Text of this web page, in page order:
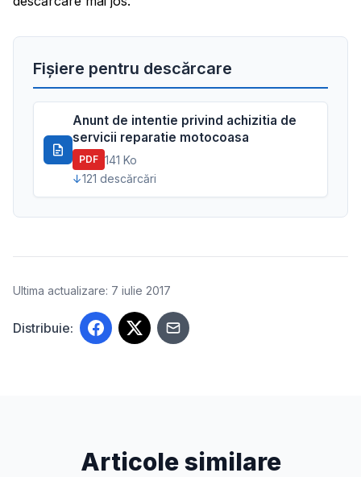
Fișiere pentru descărcare
Anunt de intentie privind achizitia de
servicii reparatie motocoasa
PDF 141 Ko
121 descărcări
Ultima actualizare: 7 iulie 2017
Distribuie:
Articole similare